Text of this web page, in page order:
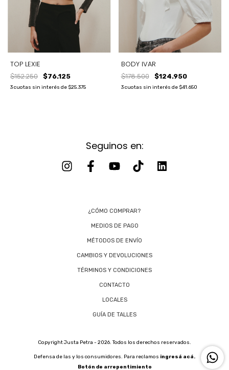
TOP LEXIE
$152.250 $76.125
3cuotas sin interés de $25.375
BODY IVAR
$178.500 $124.950
3 cuotas sin interés de $41.650
Seguinos en:
¿CÓMO COMPRAR?
MEDIOS DE PAGO
MÉTODOS DE ENVÍO
CAMBIOS Y DEVOLUCIONES
TÉRMINOS Y CONDICIONES
CONTACTO
LOCALES
GUÍA DE TALLES
Copyright Justa Petra - 2026. Todos los derechos reservados.
Defensa de las y los consumidores. Para reclamos ingresá acá.
Botón de arrepentimiento